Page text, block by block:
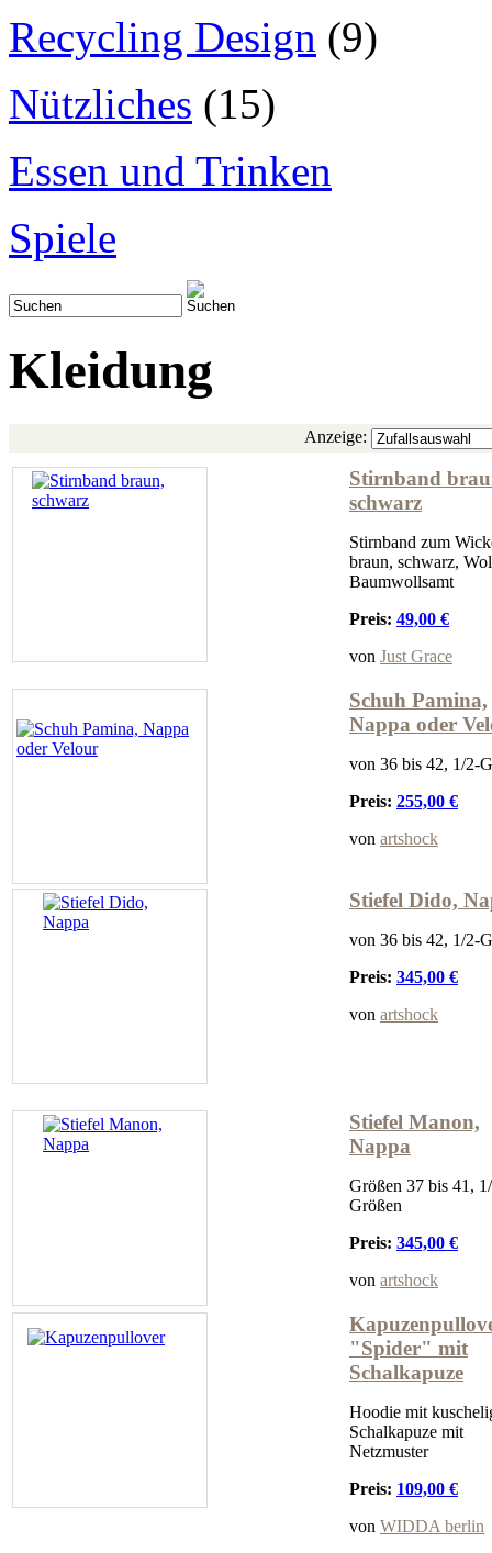
Recycling Design (9)
Nützliches (15)
Essen und Trinken
Spiele
Kleidung
Anzeige:
Stirnband
schwarz
Stirnband zum
braun, schwarz,
Baumwollsamt
Preis: 49,00 €
von Just Grace
Schuh Pamina,
Nappa oder
von 36 bis 42, 1/2-
Preis: 255,00 €
von artshock
Stiefel Dido,
von 36 bis 42, 1/2-
Preis: 345,00 €
von artshock
Stiefel Manon,
Nappa
Größen 37 bis 41,
Größen
Preis: 345,00 €
von artshock
"Spider" mit
Schalkapuze
Hoodie mit
Schalkapuze mit
Netzmuster
Preis: 109,00 €
von WIDDA berlin